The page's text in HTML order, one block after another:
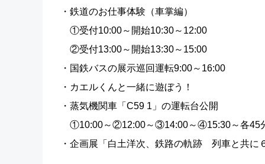
・鉄道のお仕事体験（車掌編）
①受付10:00～開始10:30～12:00
②受付13:00～開始13:30～15:00
・国鉄バスの展示巡回運転9:00～16:00
・カエルくんと一緒に遊ぼう！
・蒸気機関車「C59 1」の運転台公開
①10:00～②12:00～③14:00～④15:30～各45
・企画展「白土洋次、鉄路の軌跡 列車と共に